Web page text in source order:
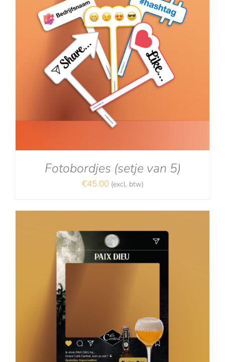
Fotobordjes (setje van 5)
€45.00 (excl. btw)